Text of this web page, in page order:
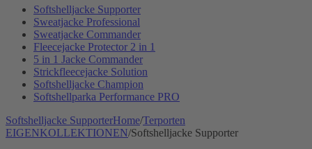
Softshelljacke Supporter
Sweatjacke Professional
Sweatjacke Commander
Fleecejacke Protector 2 in 1
5 in 1 Jacke Commander
Strickfleecejacke Solution
Softshelljacke Champion
Softshellparka Performance PRO
Softshelljacke SupporterHome/Terporten
EIGENKOLLEKTIONEN/Softshelljacke Supporter